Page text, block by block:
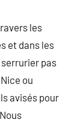
les
et dans les
pas
ou
avisés pour